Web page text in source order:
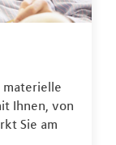
materielle
Ihnen, von
Sie am